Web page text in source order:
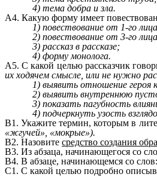
4) тема добра и зла.
А4. Какую форму имеет
1) повествование от 1-го
2) повествование от 3-го
3) рассказ в рассказе;
4) форму монолога.
А5. С какой целью рассказчик
их ходячем смысле, или не нужно
1) выявить отношение героя
2) выявить внутреннюю
3) показать пагубность
4) подчеркнуть узость
В1. Укажите термин, которым в
«жгучей», «мокрые»).
В2. Назовите средство создания
В3. Из абзаца, начинающегося со
В4. В абзаце, начинающемся со
С1. С какой целью подробно